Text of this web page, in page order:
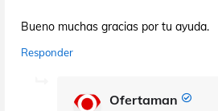
Bueno muchas gracias por tu ayuda.
Responder
Ofertaman